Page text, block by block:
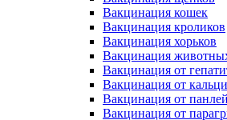
Вакцинация кошек
Вакцинация кроликов
Вакцинация хорьков
Вакцинация
Вакцинация от
Вакцинация от
Вакцинация от
Вакцинация от